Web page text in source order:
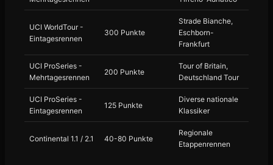
UCI WorldTour -
Eintagesrennen
300 Punkte
Strade Bianche,
Eschborn-
Frankfurt
UCI ProSeries -
Mehrtagesrennen
200 Punkte
Tour of Britain,
Deutschland Tour
UCI ProSeries -
Eintagesrennen
125 Punkte
Diverse nationale
Klassiker
Continental 1.1 / 2.1 40-80 Punkte
Regionale
Etappenrennen